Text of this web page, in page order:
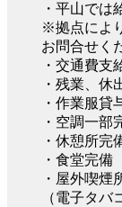
・平山では
※拠点によ
お問合せく
・交通費支
・残業、休
・作業服貸
・空調一部
・休憩所完
・食堂完備
・屋外喫煙
（電子タバ